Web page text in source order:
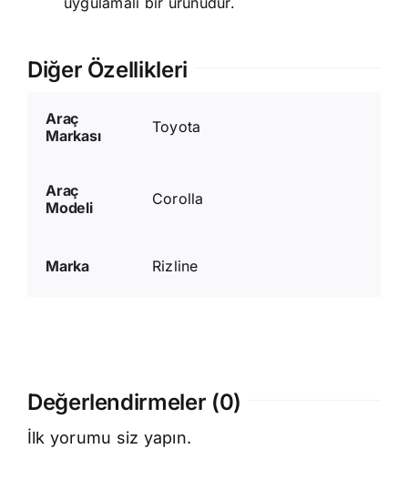
Diğer Özellikleri
Araç
Markası
Toyota
Araç
Modeli
Corolla
Marka Rizline
Değerlendirmeler (0)
İlk yorumu siz yapın.